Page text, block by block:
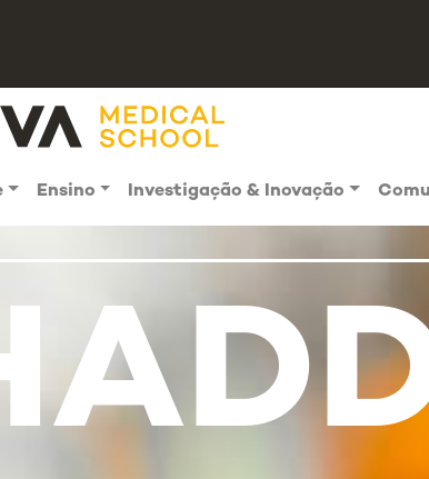
Ensino Investigação & Inovação